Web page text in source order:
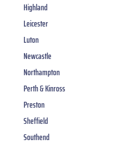
Highland
Leicester
Luton
Newcastle
Northampton
Perth & Kinross
Preston
Sheffield
Southend